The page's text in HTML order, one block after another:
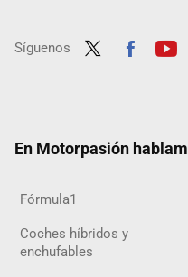
Síguenos
En Motorpasión
Fórmula1
Coches híbridos y
enchufables